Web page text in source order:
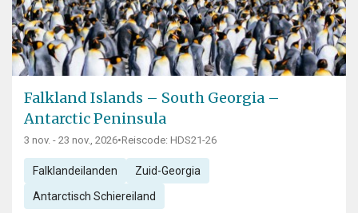
Falkland Islands – South Georgia –
Antarctic Peninsula
3 nov. - 23 nov., 2026•Reiscode: HDS21-26
Falklandeilanden Zuid-Georgia
Antarctisch Schiereiland